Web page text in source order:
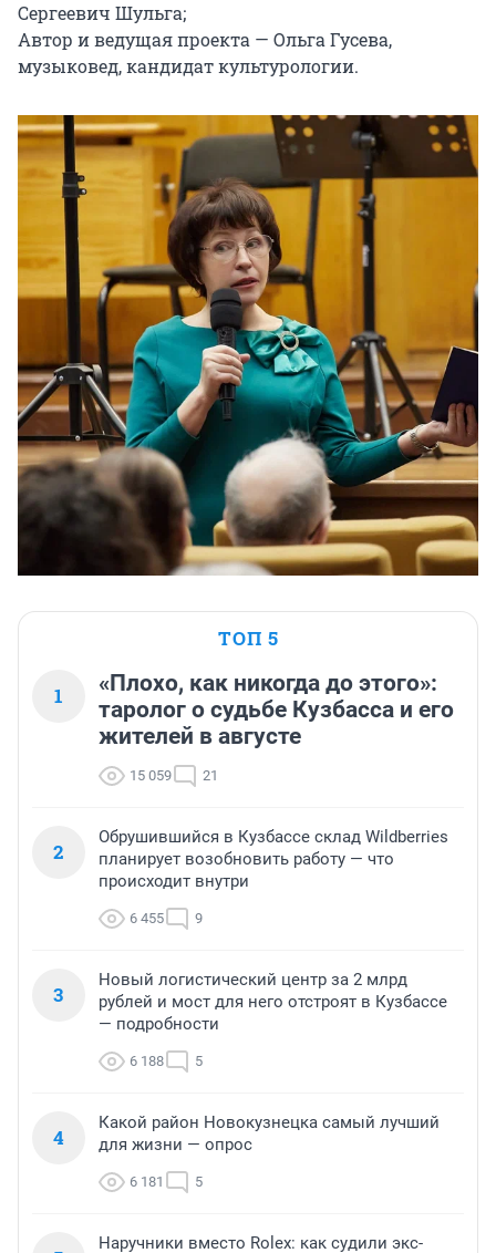
Сергеевич Шульга;
Автор и ведущая проекта — Ольга Гусева,
музыковед, кандидат культурологии.
ТОП 5
1
«Плохо, как никогда до этого»:
таролог о судьбе Кузбасса и его
жителей в августе
15 059 21
2
Обрушившийся в Кузбассе склад Wildberries
планирует возобновить работу — что
происходит внутри
6 455 9
3
Новый логистический центр за 2 млрд
рублей и мост для него отстроят в Кузбассе
— подробности
6 188 5
4
Какой район Новокузнецка самый лучший
для жизни — опрос
6 181 5
Наручники вместо Rolex: как судили экс-